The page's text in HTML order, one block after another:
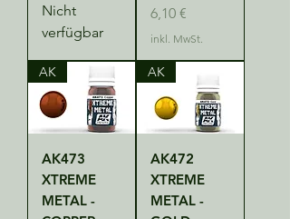
Nicht
verfügbar
Preis
6,10 €
inkl. MwSt.
AK
AK473
XTREME
METAL -
AK
AK472
XTREME
METAL -